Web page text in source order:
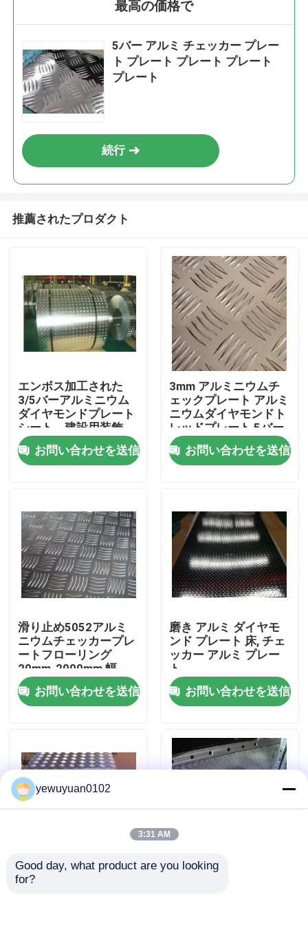
家
プロダクト
ビデオ
VRショー
私達について
工場旅行
品質管理
ニュース
最高の価格で
5バー アルミ チェッカー プレー
ト プレート プレート プレート
プレート
続行
推薦されたプロダクト
エンボス加工された
3/5バーアルミニウム
ダイヤモンドプレート
シート、建設用装飾
お問い合わせを送信
3mm アルミニウムチ
ェックプレート アルミ
ニウムダイヤモンドト
レッドプレート 5バー
パターン
お問い合わせを送信
滑り止め5052アルミ
ニウムチェッカープレ
ートフローリング
20mm-2000mm 幅
お問い合わせを送信
磨き アルミ ダイヤモ
ンド プレート 床, チェ
ッカー アルミ プレー
ト
お問い合わせを送信
2mm 5バー アルミニウ
ム チェックプレート
五本バー 5754 アルミ
yewuyuan0102
3:31 AM
Good day, what product are you looking
for?